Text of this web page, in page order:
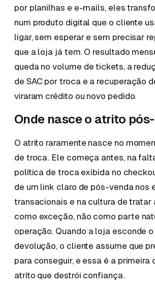
por planilhas e e-mails, eles
num produto digital que o cliente
ligar, sem esperar e sem precisar
que a loja já tem. O resultado
queda no volume de tickets, a
de SAC por troca e a recuperação
viraram crédito ou novo pedido.
Onde nasce o atrito
O atrito raramente nasce no
de troca. Ele começa antes, na
política de troca exibida no
de um link claro de pós-venda nos
transacionais e na cultura de tratar
como exceção, não como parte
operação. Quando a loja esconde
devolução, o cliente assume que
para conseguir, e essa é a primeira
atrito que destrói confiança.